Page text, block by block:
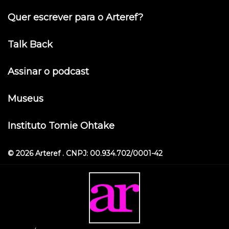
Quer escrever para o Arteref?
Talk Back
Assinar o podcast
Museus
Instituto Tomie Ohtake
© 2026 Arteref . CNPJ: 00.934.702/0001-42